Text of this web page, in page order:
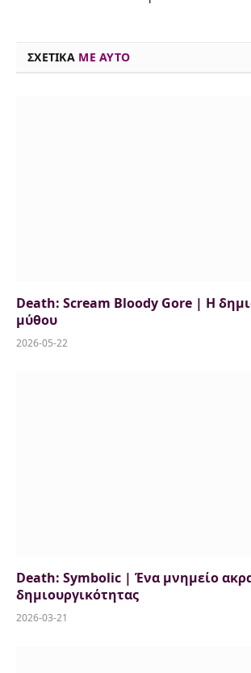
ΣΧΕΤΙΚΑ ME AYTO
Death: Scream Bloody Gore | Η
μύθου
2026-05-22
Death: Symbolic | Ένα μνημείο
δημιουργικότητας
2026-03-21